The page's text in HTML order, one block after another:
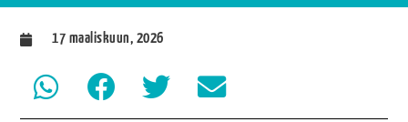
17 maaliskuun, 2026